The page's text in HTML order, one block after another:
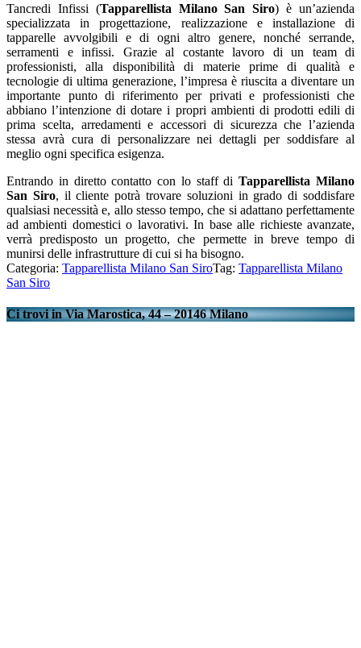
Tancredi Infissi (Tapparellista Milano San Siro) è un’azienda
specializzata in progettazione, realizzazione e installazione di
tapparelle avvolgibili e di ogni altro genere, nonché serrande,
serramenti e infissi. Grazie al costante lavoro di un team di
professionisti, alla disponibilità di materie prime di qualità e
tecnologie di ultima generazione, l’impresa è riuscita a diventare un
importante punto di riferimento per privati e professionisti che
abbiano l’intenzione di dotare i propri ambienti di prodotti edili di
prima scelta, arredamenti e accessori di sicurezza che l’azienda
stessa avrà cura di personalizzare nei dettagli per soddisfare al
meglio ogni specifica esigenza.
Entrando in diretto contatto con lo staff diTapparellista Milano
San Siro, il cliente potrà trovare soluzioni in grado di soddisfare
qualsiasi necessità e, allo stesso tempo, che si adattano perfettamente
ad ambienti domestici o lavorativi. In base alle richieste avanzate,
verrà predisposto un progetto, che permette in breve tempo di
munirsi delle infrastrutture di cui si ha bisogno.
Categoria: Tapparellista Milano San SiroTag: Tapparellista Milano
San Siro
Ci trovi in Via Marostica, 44 – 20146 Milano